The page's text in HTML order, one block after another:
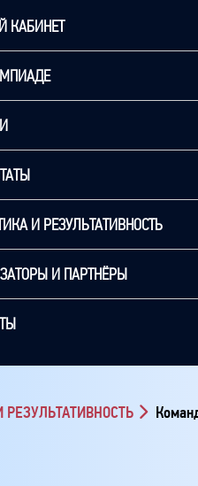
КАБИНЕТ
И РЕЗУЛЬТАТИВНОСТЬ
И ПАРТНЁРЫ
РЕЗУЛЬТАТИВНОСТЬ